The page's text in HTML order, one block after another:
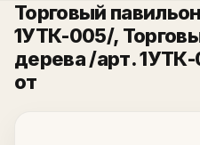
Торговый
1УТК-005/,
дерева /арт.
от